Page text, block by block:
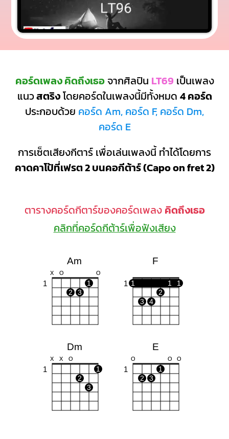
คอร์ดเพลง คิดถึงเธอจากศิลปิน LT69 เป็นเพลง
แนวสตริงโดยคอร์ดในเพลงนี้มีทั้งหมด 4 คอร์ด
ประกอบด้วย คอร์ด Am, คอร์ด F, คอร์ด Dm,
คอร์ด E
การเซ็ตเสียงกีตาร์ เพื่อเล่นเพลงนี้ ทำได้โดยการ
คาดคาโป้ที่เฟรต 2 บนคอกีต้าร์ (Capo on fret 2)
ตารางคอร์ดกีตาร์ของคอร์ดเพลง คิดถึงเธอ
คลิกที่คอร์ดกีต้าร์เพื่อฟังเสียง
Am
X O O
1
1
2
3
F
1 1 1
1
2
3
4
Dm
X X O
1
1
2
3
E
O O O
1
1
2
3